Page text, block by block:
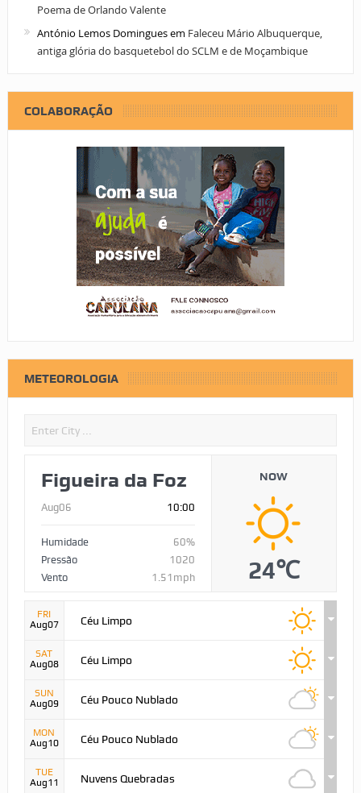
Poema de Orlando Valente
António Lemos Dominguesem Faleceu Mário Albuquerque,
antiga glória do basquetebol do SCLM e de Moçambique
COLABORAÇÃO
METEOROLOGIA
Figueira da Foz
Aug06 10:00
Humidade
60%
Pressão
1020
Vento
1.51mph
NOW
24℃
FRI
Aug07
Céu Limpo
SAT
Aug08
Céu Limpo
SUN
Aug09
Céu Pouco Nublado
MON
Aug10
Céu Pouco Nublado
TUE
Aug11
Nuvens Quebradas